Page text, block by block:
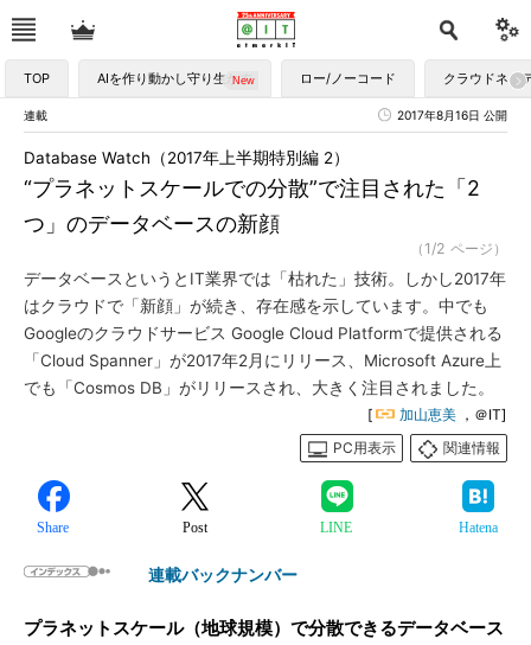
TOP AIを作り動かし守り生かす ロー/ノーコード クラウドネイ
連載 2017年8月16日 公開
“プラネットスケールでの分散”で注目された「2
つ」のデータベースの新顔
Database Watch（2017年上半期特別編 2）
（1/2 ページ）
データベースというとIT業界では「枯れた」技術。しかし2017年
はクラウドで「新顔」が続き、存在感を示しています。中でも
Googleのクラウドサービス Google Cloud Platformで提供される
「Cloud Spanner」が2017年2月にリリース、Microsoft Azure上
でも「Cosmos DB」がリリースされ、大きく注目されました。
[ 加山恵美 ，＠IT]
PC用表示
関連情報
Share Post LINE Hatena
連載バックナンバー
プラネットスケール（地球規模）で分散できるデータベース